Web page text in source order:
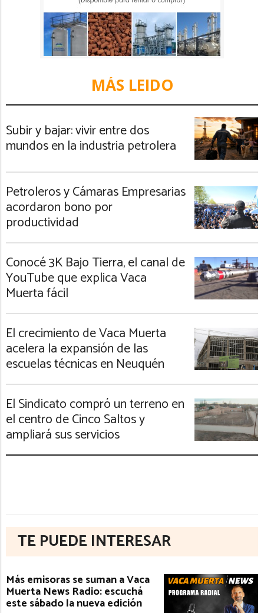
MÁS LEIDO
Subir y bajar: vivir entre dos
mundos en la industria petrolera
Petroleros y Cámaras Empresarias
acordaron bono por
productividad
Conocé 3K Bajo Tierra, el canal de
YouTube que explica Vaca
Muerta fácil
El crecimiento de Vaca Muerta
acelera la expansión de las
escuelas técnicas en Neuquén
El Sindicato compró un terreno en
el centro de Cinco Saltos y
ampliará sus servicios
TE PUEDE INTERESAR
Más emisoras se suman a Vaca
Muerta News Radio: escuchá
este sábado la nueva edición